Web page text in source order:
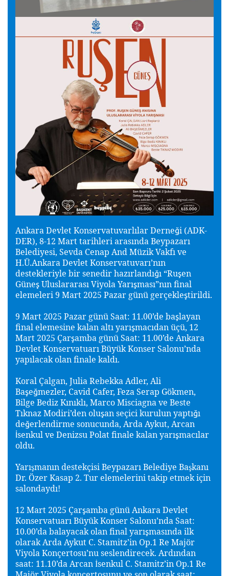
Ankara Devlet Konservatuvarlılar Derneği (ADK-
DER), 8-12 Mart tarihleri arasında Beypazarı
Belediyesi, Sevda Cenap And Müzik Vakfı ve
H.Ü.Ankara Devlet Konservatuvarı’nın
destekleriyle bir senedir hazırlandığı “Ruşen
Güneş Uluslararası Viyola Yarışması”nın final
elemeleri 9 Mart 2025 Pazar günü gerçekleştirildi.
9 Mart 2025 Pazar günü Saat: 11.00’de başlayan
final elemesine kalan altı yarışmacıdan üçü, 12
Mart 2025 Çarşamba günü Saat: 11.00’de Ankara
Devlet Konservatuarı Büyük Konser Salonu’nda
yapılacak olan finale kaldı.
Koral Çalgan, Julia Rebekka Adler, Ali
Başeğmezler, Cavid Cafer, Feza Serap Gökmen,
Bilge Bediz Kınıklı, Marco Misciagna ve Beste
Tıknaz Modiri’den oluşan seçici kurulun yaptığı
değerlendirme sonucunda, Arda Aykut, Arcan
İsenkul ve Denizsu Polat finale kalan yarışmacılar
oldu.
Yarışmanın destekçisi Beypazarı Belediye Başkanı
Dr. Özer Kasap 2. Tur elemelerini takip etmek için
salondaydı!
12 Mart 2025 Çarşamba günü Ankara Devlet
Konservatuarı Büyük Konser Salonu’nda Saat:
10.00’da balayacak olanfinal yarışmasında ilk
olarak Arda Aykut C. Stamitz’in Op.1 Re Majör
Viyola Konçertosu’nu seslendirecek. Ardından
saat: 11.10’da Arcan İsenkul C. Stamitz’in Op.1 Re